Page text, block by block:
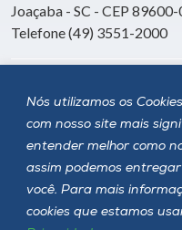
Nós utilizamos os
com nosso site mais
entender melhor como
assim podemos
você. Para mais
cookies que estamos
Joaçaba - SC - CEP
Telefone (49) 3551-2000
Siga a Unoesc